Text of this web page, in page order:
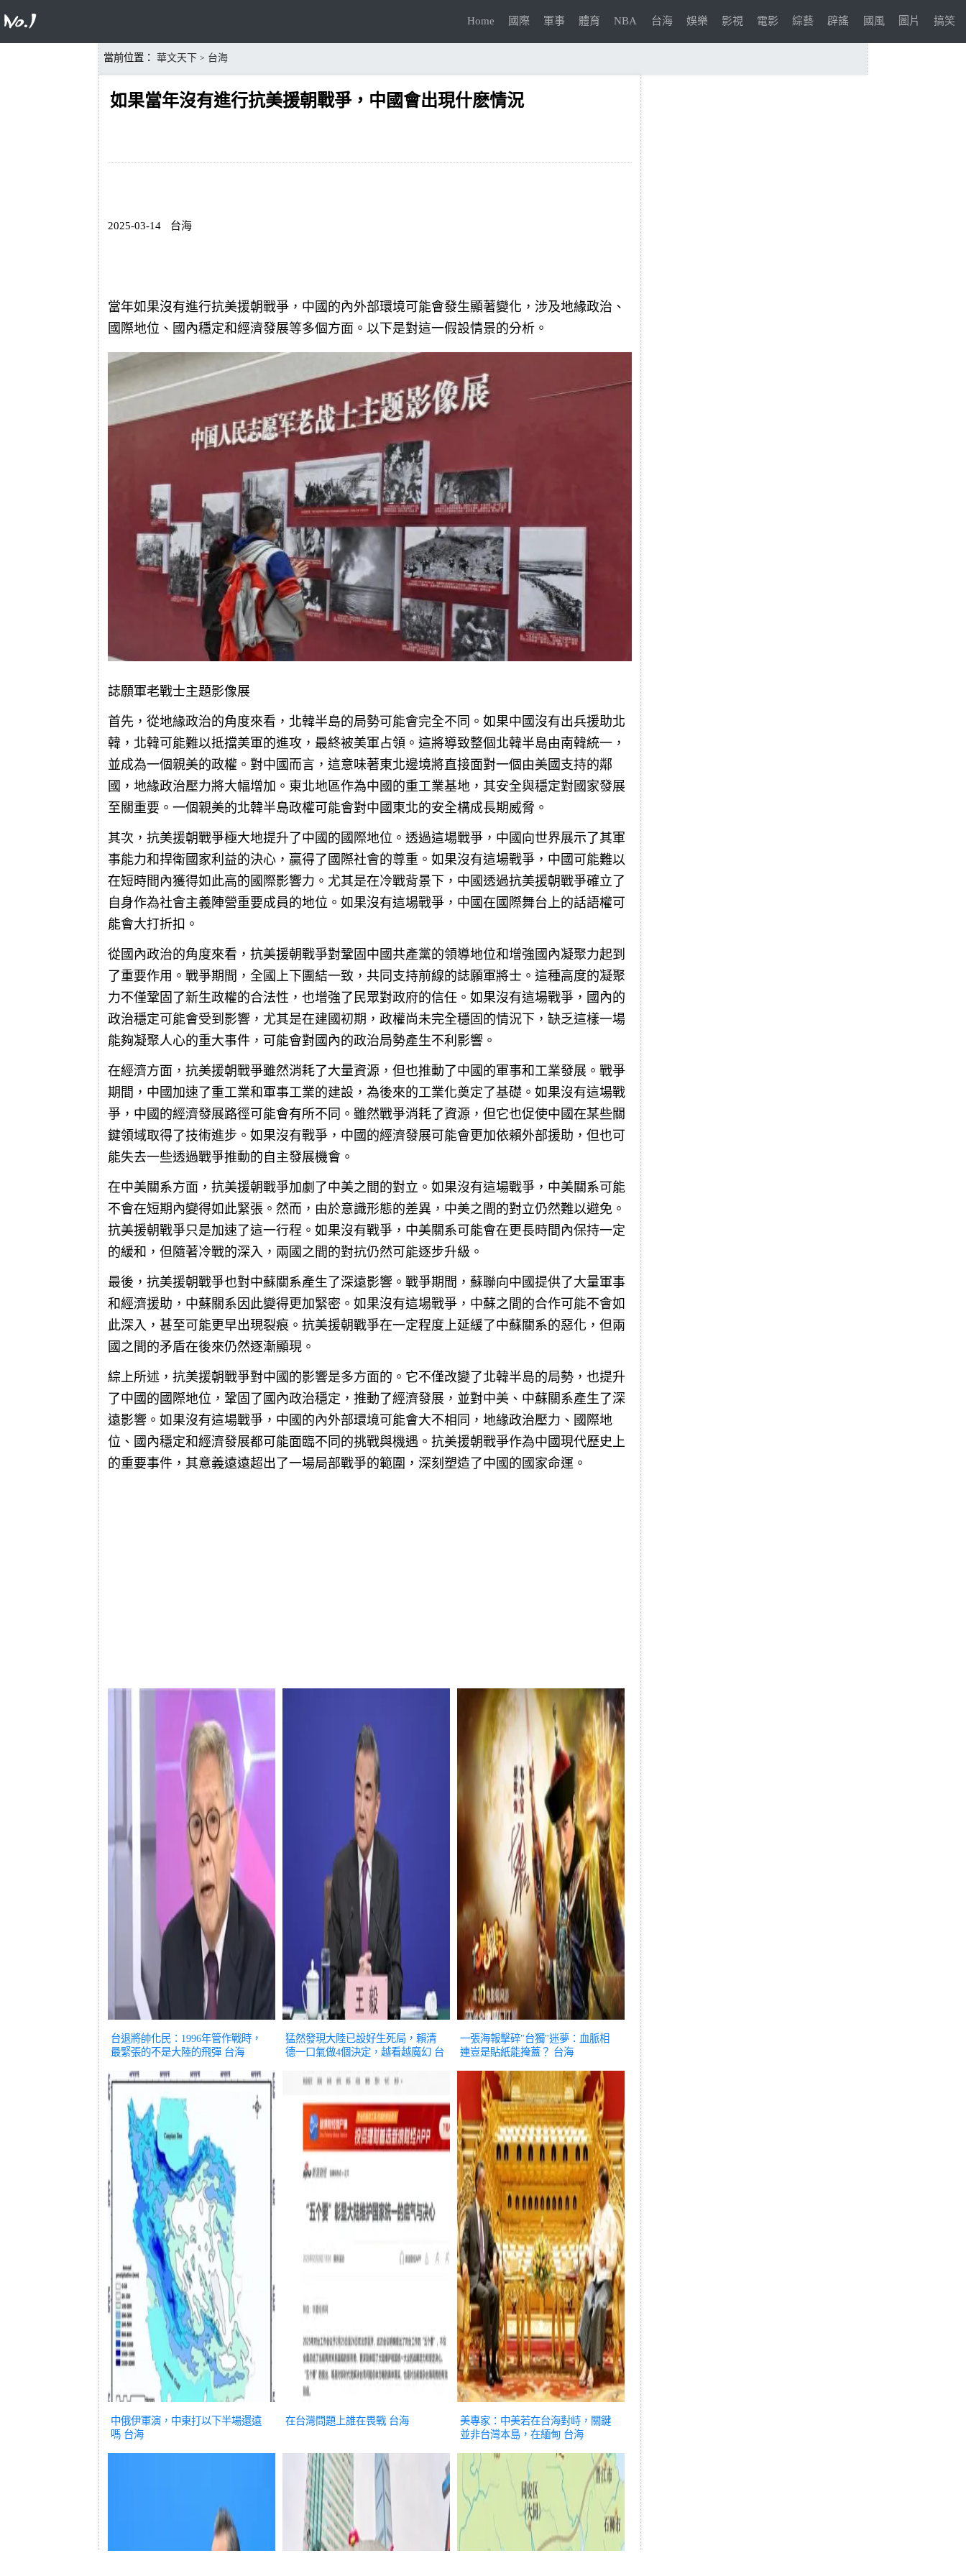
Home 國際 軍事 體育 NBA 台海 娛樂 影視 電影 綜藝 辟謠 國風 圖片 搞笑
當前位置： 華文天下 > 台海
如果當年沒有進行抗美援朝戰爭，中國會出現什麽情況
2025-03-14 台海
當年如果沒有進行抗美援朝戰爭，中國的內外部環境可能會發生顯著變化，涉及地緣政治、
國際地位、國內穩定和經濟發展等多個方面。以下是對這一假設情景的分析。
誌願軍老戰士主題影像展
首先，從地緣政治的角度來看，北韓半島的局勢可能會完全不同。如果中國沒有出兵援助北
韓，北韓可能難以抵擋美軍的進攻，最終被美軍占領。這將導致整個北韓半島由南韓統一，
並成為一個親美的政權。對中國而言，這意味著東北邊境將直接面對一個由美國支持的鄰
國，地緣政治壓力將大幅增加。東北地區作為中國的重工業基地，其安全與穩定對國家發展
至關重要。一個親美的北韓半島政權可能會對中國東北的安全構成長期威脅。
其次，抗美援朝戰爭極大地提升了中國的國際地位。透過這場戰爭，中國向世界展示了其軍
事能力和捍衛國家利益的決心，贏得了國際社會的尊重。如果沒有這場戰爭，中國可能難以
在短時間內獲得如此高的國際影響力。尤其是在冷戰背景下，中國透過抗美援朝戰爭確立了
自身作為社會主義陣營重要成員的地位。如果沒有這場戰爭，中國在國際舞台上的話語權可
能會大打折扣。
從國內政治的角度來看，抗美援朝戰爭對鞏固中國共產黨的領導地位和增強國內凝聚力起到
了重要作用。戰爭期間，全國上下團結一致，共同支持前線的誌願軍將士。這種高度的凝聚
力不僅鞏固了新生政權的合法性，也增強了民眾對政府的信任。如果沒有這場戰爭，國內的
政治穩定可能會受到影響，尤其是在建國初期，政權尚未完全穩固的情況下，缺乏這樣一場
能夠凝聚人心的重大事件，可能會對國內的政治局勢產生不利影響。
在經濟方面，抗美援朝戰爭雖然消耗了大量資源，但也推動了中國的軍事和工業發展。戰爭
期間，中國加速了重工業和軍事工業的建設，為後來的工業化奠定了基礎。如果沒有這場戰
爭，中國的經濟發展路徑可能會有所不同。雖然戰爭消耗了資源，但它也促使中國在某些關
鍵領域取得了技術進步。如果沒有戰爭，中國的經濟發展可能會更加依賴外部援助，但也可
能失去一些透過戰爭推動的自主發展機會。
在中美關系方面，抗美援朝戰爭加劇了中美之間的對立。如果沒有這場戰爭，中美關系可能
不會在短期內變得如此緊張。然而，由於意識形態的差異，中美之間的對立仍然難以避免。
抗美援朝戰爭只是加速了這一行程。如果沒有戰爭，中美關系可能會在更長時間內保持一定
的緩和，但隨著冷戰的深入，兩國之間的對抗仍然可能逐步升級。
最後，抗美援朝戰爭也對中蘇關系產生了深遠影響。戰爭期間，蘇聯向中國提供了大量軍事
和經濟援助，中蘇關系因此變得更加緊密。如果沒有這場戰爭，中蘇之間的合作可能不會如
此深入，甚至可能更早出現裂痕。抗美援朝戰爭在一定程度上延緩了中蘇關系的惡化，但兩
國之間的矛盾在後來仍然逐漸顯現。
綜上所述，抗美援朝戰爭對中國的影響是多方面的。它不僅改變了北韓半島的局勢，也提升
了中國的國際地位，鞏固了國內政治穩定，推動了經濟發展，並對中美、中蘇關系產生了深
遠影響。如果沒有這場戰爭，中國的內外部環境可能會大不相同，地緣政治壓力、國際地
位、國內穩定和經濟發展都可能面臨不同的挑戰與機遇。抗美援朝戰爭作為中國現代歷史上
的重要事件，其意義遠遠超出了一場局部戰爭的範圍，深刻塑造了中國的國家命運。
台退將帥化民：1996年管作戰時，
最緊張的不是大陸的飛彈 台海
猛然發現大陸已設好生死局，賴清
德一口氣做4個決定，越看越魔幻 台
一張海報擊碎"台獨"迷夢：血脈相
連豈是貼紙能掩蓋？ 台海
中俄伊軍演，中東打以下半場還遠
嗎 台海
在台灣問題上誰在畏戰 台海
美專家：中美若在台海對峙，關鍵
並非台灣本島，在緬甸 台海